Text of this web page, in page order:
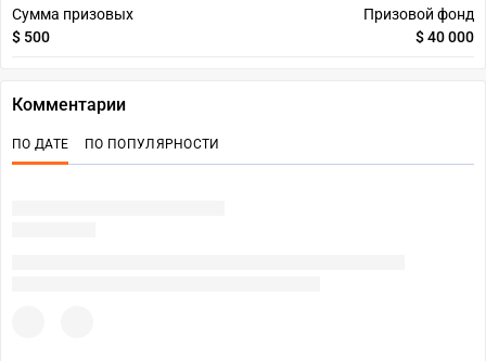
Сумма призовых
$ 500
Призовой фонд
$ 40 000
Комментарии
ПО ДАТЕ ПО ПОПУЛЯРНОСТИ